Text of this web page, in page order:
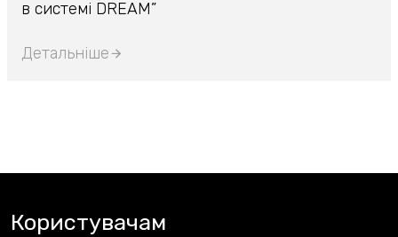
в системі DREAM”
Детальніше
Користувачам